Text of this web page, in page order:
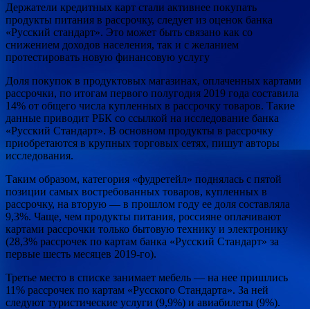
Держатели кредитных карт стали активнее покупать
продукты питания в рассрочку, следует из оценок банка
«Русский стандарт». Это может быть связано как со
снижением доходов населения, так и с желанием
протестировать новую финансовую услугу
Доля покупок в продуктовых магазинах, оплаченных картами
рассрочки, по итогам первого полугодия 2019 года составила
14% от общего числа купленных в рассрочку товаров. Такие
данные приводит РБК со ссылкой на исследование банка
«Русский Стандарт». В основном продукты в рассрочку
приобретаются в крупных торговых сетях, пишут авторы
исследования.
Таким образом, категория «фудретейл» поднялась с пятой
позиции самых востребованных товаров, купленных в
рассрочку, на вторую — в прошлом году ее доля составляла
9,3%. Чаще, чем продукты питания, россияне оплачивают
картами рассрочки только бытовую технику и электронику
(28,3% рассрочек по картам банка «Русский Стандарт» за
первые шесть месяцев 2019-го).
Третье место в списке занимает мебель — на нее пришлись
11% рассрочек по картам «Русского Стандарта». За ней
следуют туристические услуги (9,9%) и авиабилеты (9%).